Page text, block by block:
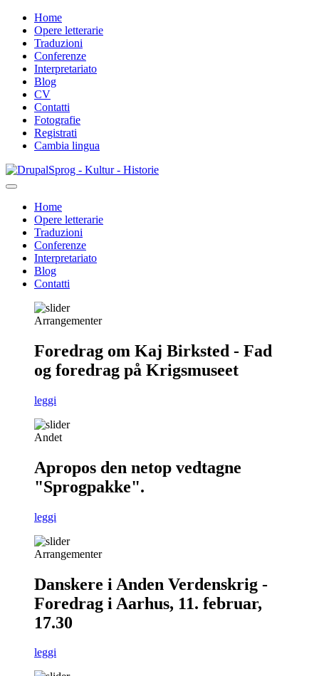
Home
Opere letterarie
Traduzioni
Conferenze
Interpretariato
Blog
CV
Contatti
Fotografie
Registrati
Cambia lingua
Salta
al
principale
Sprog - Kultur - Historie
Primær
navigation
Home
Opere letterarie
Traduzioni
Conferenze
Interpretariato
Blog
Contatti
Arrangementer
Foredrag om Kaj Birksted - Fad
og foredrag på Krigsmuseet
leggi
Andet
Apropos den netop vedtagne
"Sprogpakke".
leggi
Arrangementer
Danskere i Anden Verdenskrig -
Foredrag i Aarhus, 11. februar,
17.30
leggi